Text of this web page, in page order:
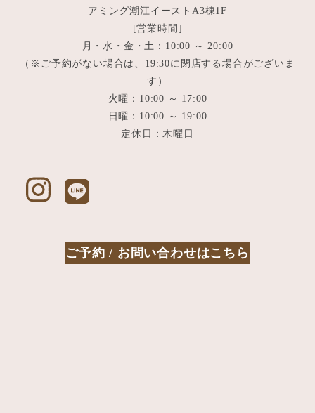
アミング潮江イーストA3棟1F
[営業時間]
月・水・金・土：10:00 ～ 20:00
（※ご予約がない場合は、19:30に閉店する場合がございま
す）
火曜：10:00 ～ 17:00
日曜：10:00 ～ 19:00
定休日：木曜日
ご予約 / お問い合わせはこちら